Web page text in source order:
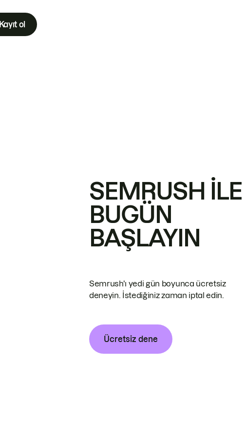
Kayıt ol
SEMRUSH ILE
BUGÜN
BAŞLAYIN
Semrush'ı yedi gün boyunca ücretsiz
deneyin. İstediğiniz zaman iptal edin.
Ücretsiz dene